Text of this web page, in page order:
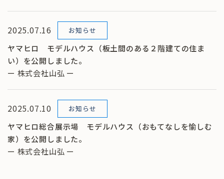
2025.07.16 お知らせ
ヤマヒロ モデルハウス（板土間のある２階建ての住ま
い）を公開しました。
ー 株式会社山弘 ー
2025.07.10 お知らせ
ヤマヒロ総合展示場 モデルハウス（おもてなしを愉しむ
家）を公開しました。
ー 株式会社山弘 ー